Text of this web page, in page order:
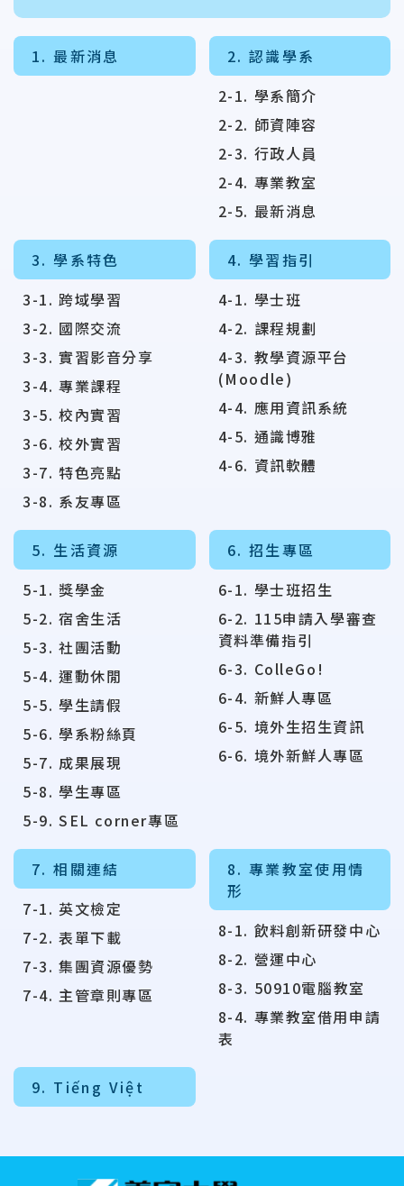
1. 最新消息
2. 認識學系
2-1. 學系簡介
2-2. 師資陣容
2-3. 行政人員
2-4. 專業教室
2-5. 最新消息
3. 學系特色
3-1. 跨域學習
3-2. 國際交流
3-3. 實習影音分享
3-4. 專業課程
3-5. 校內實習
3-6. 校外實習
3-7. 特色亮點
3-8. 系友專區
4. 學習指引
4-1. 學士班
4-2. 課程規劃
4-3. 教學資源平台
(Moodle)
4-4. 應用資訊系統
4-5. 通識博雅
4-6. 資訊軟體
5. 生活資源
5-1. 獎學金
5-2. 宿舍生活
5-3. 社團活動
5-4. 運動休閒
5-5. 學生請假
5-6. 學系粉絲頁
5-7. 成果展現
5-8. 學生專區
5-9. SEL corner專區
6. 招生專區
6-1. 學士班招生
6-2. 115申請入學審查
資料準備指引
6-3. ColleGo!
6-4. 新鮮人專區
6-5. 境外生招生資訊
6-6. 境外新鮮人專區
7. 相關連結
7-1. 英文檢定
7-2. 表單下載
7-3. 集團資源優勢
7-4. 主管章則專區
8. 專業教室使用情
形
8-1. 飲料創新研發中心
8-2. 營運中心
8-3. 50910電腦教室
8-4. 專業教室借用申請
表
9. Tiếng Việt